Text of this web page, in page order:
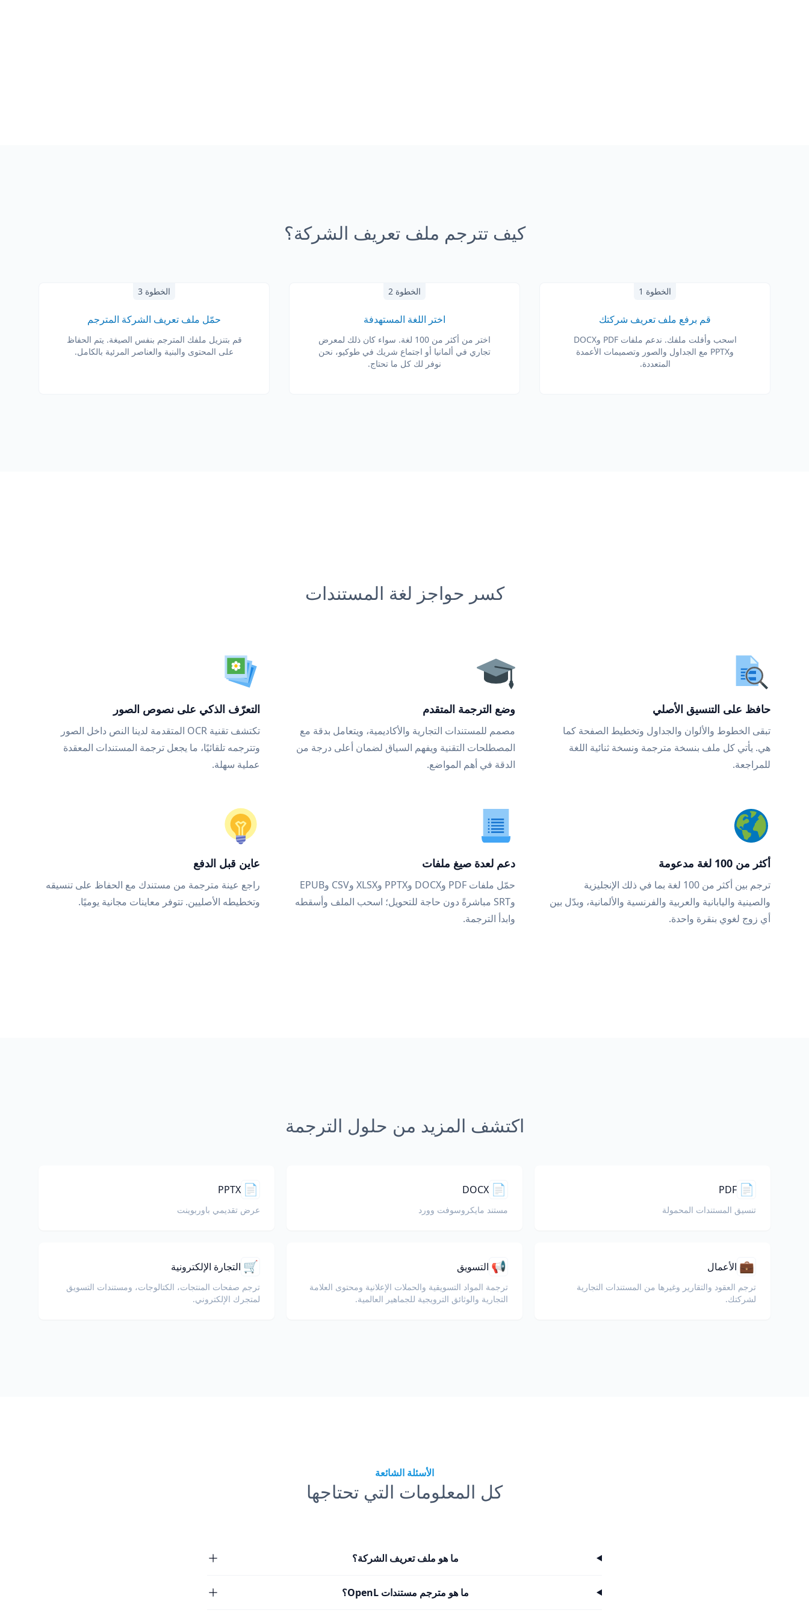
كيف تترجم ملف تعريف الشركة؟
الخطوة 1
قم برفع ملف تعريف شركتك
اسحب وأفلت ملفك. ندعم ملفات PDF وDOCX
وPPTX مع الجداول والصور وتصميمات الأعمدة
المتعددة.
الخطوة 2
اختر اللغة المستهدفة
اختر من أكثر من 100 لغة. سواء كان ذلك لمعرض
تجاري في ألمانيا أو اجتماع شريك في طوكيو، نحن
نوفر لك كل ما تحتاج.
الخطوة 3
حمّل ملف تعريف الشركة المترجم
قم بتنزيل ملفك المترجم بنفس الصيغة. يتم الحفاظ
على المحتوى والبنية والعناصر المرئية بالكامل.
كسر حواجز لغة المستندات
حافظ على التنسيق الأصلي
تبقى الخطوط والألوان والجداول وتخطيط الصفحة كما
هي. يأتي كل ملف بنسخة مترجمة ونسخة ثنائية اللغة
للمراجعة.
وضع الترجمة المتقدم
مصمم للمستندات التجارية والأكاديمية، ويتعامل بدقة مع
المصطلحات التقنية ويفهم السياق لضمان أعلى درجة من
الدقة في أهم المواضع.
التعرّف الذكي على نصوص الصور
تكتشف تقنية OCR المتقدمة لدينا النص داخل الصور
وتترجمه تلقائيًا، ما يجعل ترجمة المستندات المعقدة
عملية سهلة.
أكثر من 100 لغة مدعومة
ترجم بين أكثر من 100 لغة بما في ذلك الإنجليزية
والصينية واليابانية والعربية والفرنسية والألمانية، وبدّل بين
أي زوج لغوي بنقرة واحدة.
دعم لعدة صيغ ملفات
حمّل ملفات PDF وDOCX وPPTX وXLSX وCSV وEPUB
وSRT مباشرةً دون حاجة للتحويل؛ اسحب الملف وأسقطه
وابدأ الترجمة.
عاين قبل الدفع
راجع عينة مترجمة من مستندك مع الحفاظ على تنسيقه
وتخطيطه الأصليين. تتوفر معاينات مجانية يوميًا.
اكتشف المزيد من حلول الترجمة
📄
PDF
تنسيق المستندات المحمولة
📄
DOCX
مستند مايكروسوفت وورد
📄
PPTX
عرض تقديمي باوربوينت
💼 الأعمال
ترجم العقود والتقارير وغيرها من المستندات التجارية
لشركتك.
📢 التسويق
ترجمة المواد التسويقية والحملات الإعلانية ومحتوى العلامة
التجارية والوثائق الترويجية للجماهير العالمية.
🛒 التجارة الإلكترونية
ترجم صفحات المنتجات، الكتالوجات، ومستندات التسويق
لمتجرك الإلكتروني.
الأسئلة الشائعة
كل المعلومات التي تحتاجها
ما هو ملف تعريف الشركة؟
ما هو مترجم مستندات OpenL؟